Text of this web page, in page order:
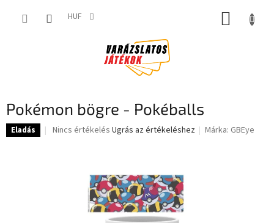
HUF KOSÁR
Pokémon bögre - Pokéballs
Eladás
A
Nincs értékelés Ugrás az értékeléshez Márka: GBEye